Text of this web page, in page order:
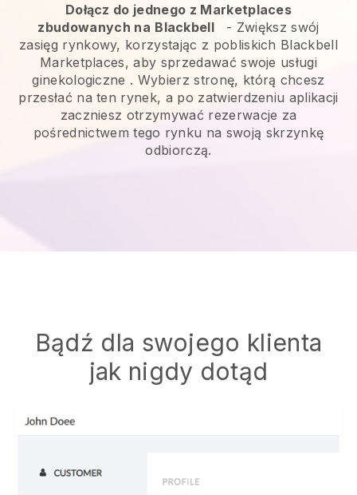
Dołącz do jednego z Marketplaces
zbudowanych na Blackbell - Zwiększ swój
zasięg rynkowy, korzystając z pobliskich Blackbell
Marketplaces, aby sprzedawać swoje usługi
ginekologiczne . Wybierz stronę, którą chcesz
przesłać na ten rynek, a po zatwierdzeniu aplikacji
zaczniesz otrzymywać rezerwacje za
pośrednictwem tego rynku na swoją skrzynkę
odbiorczą.
Bądź dla swojego klienta
jak nigdy dotąd